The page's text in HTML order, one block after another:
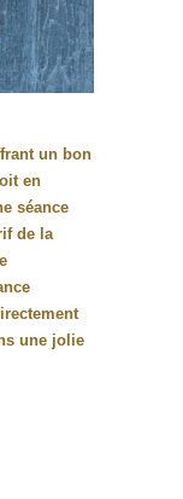
un bon
en
séance
de la
une jolie